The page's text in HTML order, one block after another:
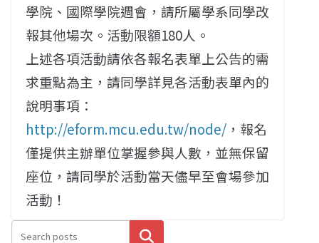
學院、國際學院週會，請所屬學系同學改
報其他場次。活動限額180人。
上述各項活動請依各報名表單上公告的需
求重點為主，請同學詳見各活動表單內的
說明事項：
http://eform.mcu.edu.tw/node/ ，報名
僅提供主辦單位掌握參與人數，並無保留
座位，請同學於活動當天儘早至會場參加
活動！
搜尋